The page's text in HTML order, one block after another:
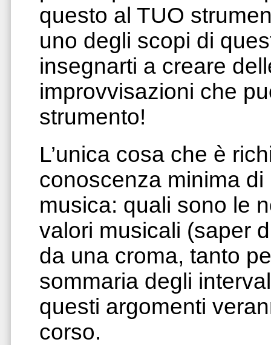
questo al TUO
uno degli scopi di
insegnarti a creare
improvvisazioni che
strumento!
L’unica cosa che è
conoscenza minima
musica: quali sono le
valori musicali (saper
da una croma, tanto
sommaria degli
questi argomenti
corso.